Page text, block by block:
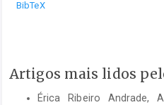
BibTeX
Artigos mais lidos
Érica Ribeiro Andrade,